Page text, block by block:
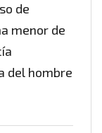
de
menor de
del hombre